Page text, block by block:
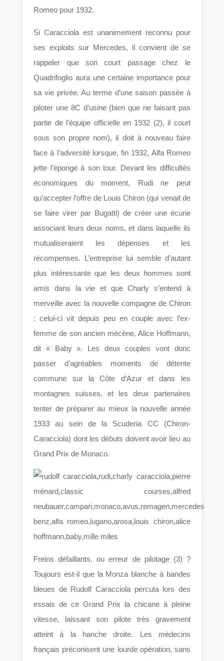
Romeo pour 1932.
Si Caracciola est unanimement reconnu pour
ses exploits sur Mercedes, il convient de se
rappeler que son court passage chez le
Quadrifoglio aura une certaine importance pour
sa vie privée. Au terme d’une saison passée à
piloter une 8C d’usine (bien que ne faisant pas
partie de l’équipe officielle en 1932 (2), il court
sous son propre nom), il doit à nouveau faire
face à l’adversité lorsque, fin 1932, Alfa Romeo
jette l’éponge à son tour. Devant les difficultés
économiques du moment, Rudi ne peut
qu’accepter l’offre de Louis Chiron (qui venait de
se faire virer par Bugatti) de créer une écurie
associant leurs deux noms, et dans laquelle ils
mutualiseraient les dépenses et les
récompenses. L’entreprise lui semble d’autant
plus intéressante que les deux hommes sont
amis dans la vie et que Charly s’entend à
merveille avec la nouvelle compagne de Chiron
: celui-ci vit depuis peu en couple avec l’ex-
femme de son ancien mécène, Alice Hoffmann,
dit « Baby ». Les deux couples vont donc
passer d’agréables moments de détente
commune sur la Côte d’Azur et dans les
montagnes suisses, et les deux partenaires
tenter de préparer au mieux la nouvelle année
1933 au sein de la Scuderia CC (Chiron-
Caracciola) dont les débuts doivent avoir lieu au
Grand Prix de Monaco.
Freins défaillants, ou erreur de pilotage (3) ?
Toujours est-il que la Monza blanche à bandes
bleues de Rudolf Caracciola percuta lors des
essais de ce Grand Prix la chicane à pleine
vitesse, laissant son pilote très gravement
atteint à la hanche droite. Les médecins
français préconisent une lourde opération, sans